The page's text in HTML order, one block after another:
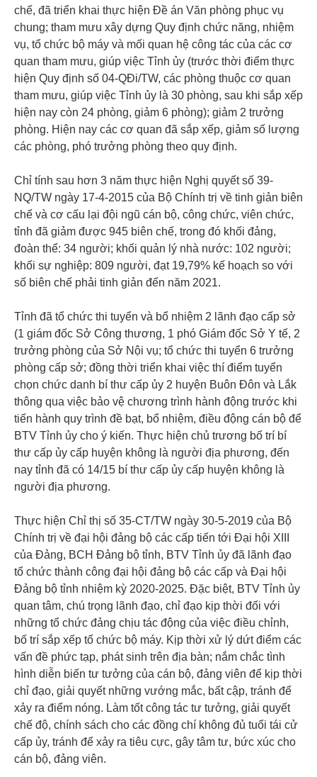
chế, đã triển khai thực hiện Đề án Văn phòng phục vụ
chung; tham mưu xây dựng Quy định chức năng, nhiệm
vụ, tổ chức bộ máy và mối quan hệ công tác của các cơ
quan tham mưu, giúp việc Tỉnh ủy (trước thời điểm thực
hiện Quy định số 04-QĐi/TW, các phòng thuộc cơ quan
tham mưu, giúp việc Tỉnh ủy là 30 phòng, sau khi sắp xếp
hiện nay còn 24 phòng, giảm 6 phòng); giảm 2 trưởng
phòng. Hiện nay các cơ quan đã sắp xếp, giảm số lượng
các phòng, phó trưởng phòng theo quy định.
Chỉ tính sau hơn 3 năm thực hiện Nghị quyết số 39-
NQ/TW ngày 17-4-2015 của Bộ Chính trị về tinh giản biên
chế và cơ cấu lại đội ngũ cán bộ, công chức, viên chức,
tỉnh đã giảm được 945 biên chế, trong đó khối đảng,
đoàn thể: 34 người; khối quản lý nhà nước: 102 người;
khối sự nghiệp: 809 người, đạt 19,79% kế hoạch so với
số biên chế phải tinh giản đến năm 2021.
Tỉnh đã tổ chức thi tuyển và bổ nhiệm 2 lãnh đạo cấp sở
(1 giám đốc Sở Công thương, 1 phó Giám đốc Sở Y tế, 2
trưởng phòng của Sở Nội vụ; tổ chức thi tuyển 6 trưởng
phòng cấp sở; đồng thời triển khai việc thí điểm tuyển
chọn chức danh bí thư cấp ủy 2 huyện Buôn Đôn và Lắk
thông qua việc bảo vệ chương trình hành động trước khi
tiến hành quy trình đề bạt, bổ nhiệm, điều động cán bộ để
BTV Tỉnh ủy cho ý kiến. Thực hiện chủ trương bố trí bí
thư cấp ủy cấp huyện không là người địa phương, đến
nay tỉnh đã có 14/15 bí thư cấp ủy cấp huyện không là
người địa phương.
Thực hiện Chỉ thị số 35-CT/TW ngày 30-5-2019 của Bộ
Chính trị về đại hội đảng bộ các cấp tiến tới Đại hội XIII
của Đảng, BCH Đảng bộ tỉnh, BTV Tỉnh ủy đã lãnh đạo
tổ chức thành công đại hội đảng bộ các cấp và Đại hội
Đảng bộ tỉnh nhiệm kỳ 2020-2025. Đặc biệt, BTV Tỉnh ủy
quan tâm, chú trọng lãnh đạo, chỉ đạo kịp thời đối với
những tổ chức đảng chịu tác động của việc điều chỉnh,
bố trí sắp xếp tổ chức bộ máy. Kịp thời xử lý dứt điểm các
vấn đề phức tạp, phát sinh trên địa bàn; nắm chắc tình
hình diễn biến tư tưởng của cán bộ, đảng viên để kịp thời
chỉ đạo, giải quyết những vướng mắc, bất cập, tránh để
xảy ra điểm nóng. Làm tốt công tác tư tưởng, giải quyết
chế độ, chính sách cho các đồng chí không đủ tuổi tái cử
cấp ủy, tránh để xảy ra tiêu cực, gây tâm tư, bức xúc cho
cán bộ, đảng viên.